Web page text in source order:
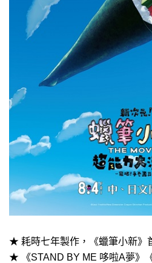
★ 耗時七年製作，《蠟筆小新》
★ 《STAND BY ME 哆啦A夢》